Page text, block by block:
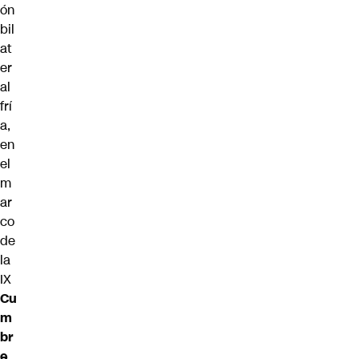
ón
bil
at
er
al
frí
a,
en
el
m
ar
co
de
la
IX
Cu
m
br